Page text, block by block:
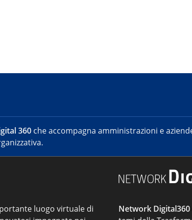
360 che accompagna amministrazioni e
luogo virtuale di
Network Digital360